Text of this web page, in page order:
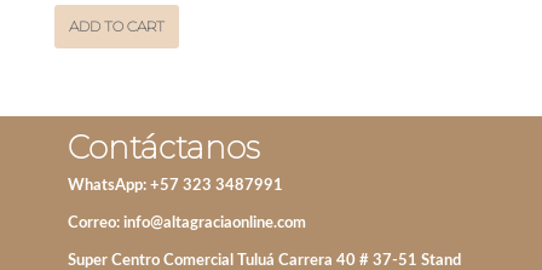
ADD TO CART
Contáctanos
WhatsApp: +57 323 3487991
Correo: info@altagraciaonline.com
Super Centro Comercial Tuluá Carrera 40 # 37-51 Stand